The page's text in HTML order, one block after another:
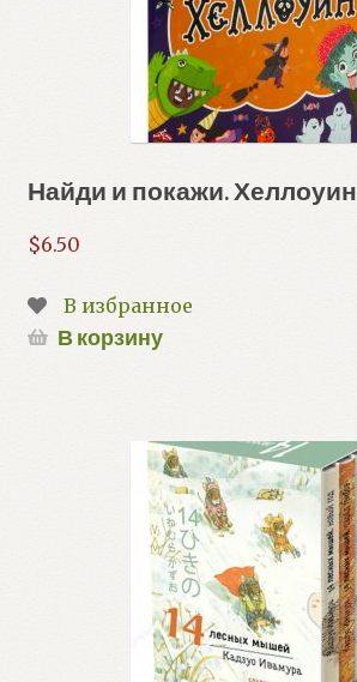
Найди и покажи. Хеллоуин
$6.50
В избранное
В корзину